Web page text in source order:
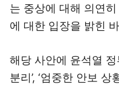
는 중상에 대해 의연
에 대한 입장을 밝힌
해당 사안에 윤석열 정
분리’, ‘엄중한 안보